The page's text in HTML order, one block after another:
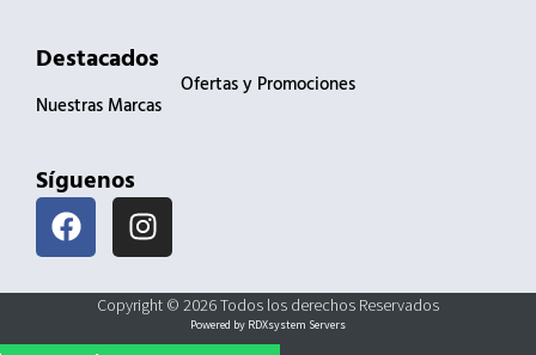
Destacados
Ofertas y Promociones
Nuestras Marcas
Síguenos
F
a
e
I
n
t
Copyright © 2026 Todos los derechos Reservados
Powered by RDXsystem Servers